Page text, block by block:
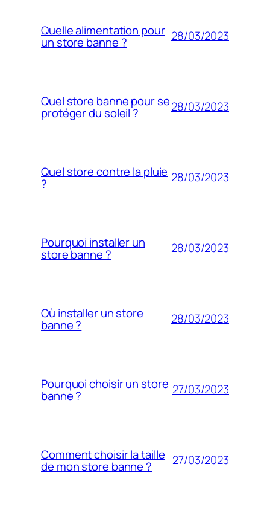
Quelle alimentation pour
un store banne ? 28/03/2023
Quel store banne pour se
protéger du soleil ? 28/03/2023
Quel store contre la pluie
? 28/03/2023
Pourquoi installer un
store banne ? 28/03/2023
Où installer un store
banne ? 28/03/2023
Pourquoi choisir un store
banne ? 27/03/2023
Comment choisir la taille
de mon store banne ? 27/03/2023